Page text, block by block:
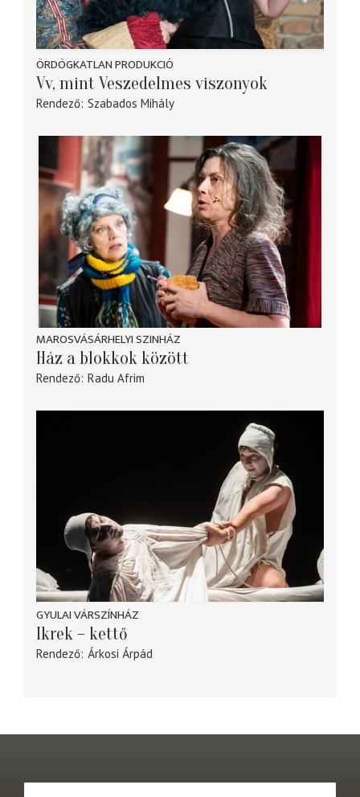
ÖRDÖGKATLAN PRODUKCIÓ
Vv, mint Veszedelmes viszonyok
Rendező Szabados Mihály
MAROSVÁSÁRHELYI SZINHÁZ
Ház a blokkok között
Rendező Radu Afrim
GYULAI VÁRSZÍNHÁZ
Ikrek – kettő
Rendező Árkosi Árpád